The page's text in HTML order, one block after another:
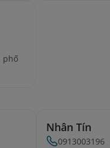
phố
Nhân Tín
0913003196